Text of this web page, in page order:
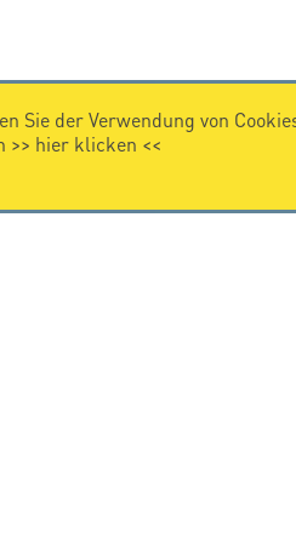
Sie der Verwendung von
>> hier klicken <<